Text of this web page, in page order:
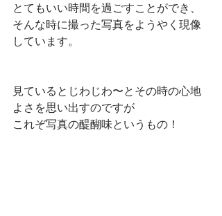
とてもいい時間を過ごすことができ、
そんな時に撮った写真をようやく現像
しています。
見ているとじわじわ〜とその時の心地
よさを思い出すのですが
これぞ写真の醍醐味というもの！